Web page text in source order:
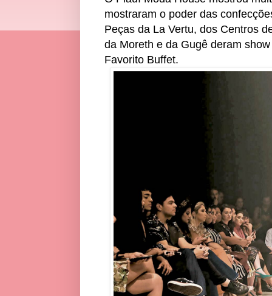
mostraram o poder das
Peças da La Vertu, dos Centros
da Moreth e da Gugê deram
Favorito Buffet.